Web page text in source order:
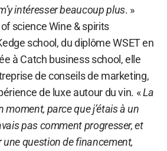
intéresser beaucoup plus. »
science Wine & spirits
school, du diplôme WSET en
à Catch business school, elle
de conseils de marketing,
de luxe autour du vin. «La
moment, parce que j’étais à un
pas comment progresser, et
question de financement,